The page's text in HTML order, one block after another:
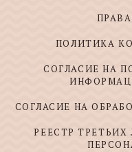
ПОЛИТИКА
СОГЛАСИЕ НА
СОГЛАСИЕ НА
РЕЕСТР